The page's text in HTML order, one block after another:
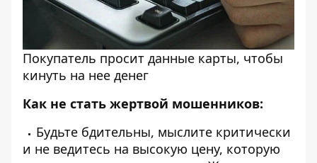
Покупатель просит данные карты, чтобы
кинуть на нее денег
Как не стать жертвой мошенников:
Будьте бдительны, мыслите критически
и не ведитесь на высокую цену, которую